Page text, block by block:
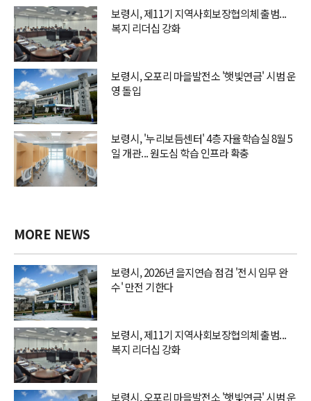
보령시, 제11기 지역사회보장협의체 출범...
복지 리더십 강화
보령시, 오포리 마을발전소 '햇빛연금' 시범 운
영 돌입
보령시, '누리보듬센터' 4층 자율학습실 8월 5
일 개관... 원도심 학습 인프라 확충
MORE NEWS
보령시, 2026년 을지연습 점검 '전시 임무 완
수' 만전 기한다
보령시, 제11기 지역사회보장협의체 출범...
복지 리더십 강화
보령시, 오포리 마을발전소 '햇빛연금' 시범 운